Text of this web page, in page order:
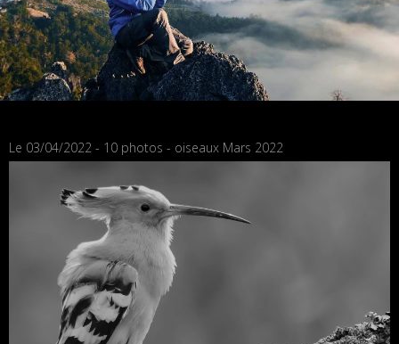
Le 03/04/2022 - 10 photos - oiseaux Mars 2022